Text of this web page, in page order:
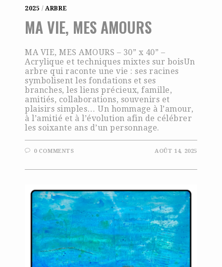
2025 /ARBRE
MA VIE, MES AMOURS
MA VIE, MES AMOURS – 30” x 40” –
Acrylique et techniques mixtes sur boisUn
arbre qui raconte une vie : ses racines
symbolisent les fondations et ses
branches, les liens précieux, famille,
amitiés, collaborations, souvenirs et
plaisirs simples… Un hommage à l’amour,
à l’amitié et à l’évolution afin de célébrer
les soixante ans d’un personnage.
0 COMMENTS AOÛT 14, 2025